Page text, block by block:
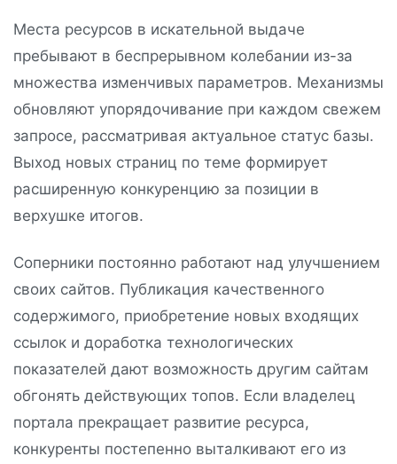
Места ресурсов в искательной выдаче
пребывают в беспрерывном колебании из-за
множества изменчивых параметров. Механизмы
обновляют упорядочивание при каждом свежем
запросе, рассматривая актуальное статус базы.
Выход новых страниц по теме формирует
расширенную конкуренцию за позиции в
верхушке итогов.
Соперники постоянно работают над улучшением
своих сайтов. Публикация качественного
содержимого, приобретение новых входящих
ссылок и доработка технологических
показателей дают возможность другим сайтам
обгонять действующих топов. Если владелец
портала прекращает развитие ресурса,
конкуренты постепенно выталкивают его из